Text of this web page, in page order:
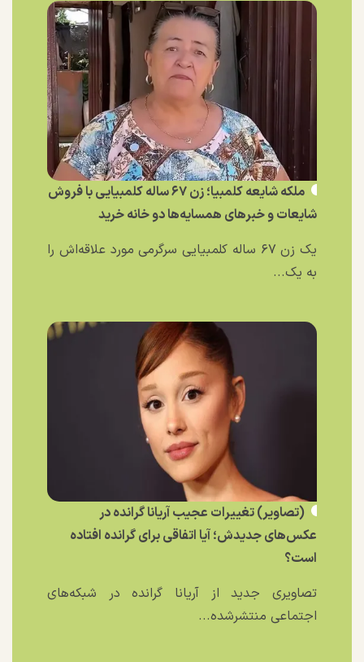
ملکه شایعه کلمبیا؛ زن ۶۷ ساله کلمبیایی با فروش
شایعات و خبر‌های همسایه‌ها دو خانه خرید
یک زن ۶۷ ساله کلمبیایی سرگرمی مورد علاقه‌اش را
به یک...
(تصاویر) تغییرات عجیب آریانا گرانده در
عکس‌های جدیدش؛ آیا اتفاقی برای گرانده افتاده
است؟
تصاویری جدید از آریانا گرانده در شبکه‌های
اجتماعی منتشرشده...